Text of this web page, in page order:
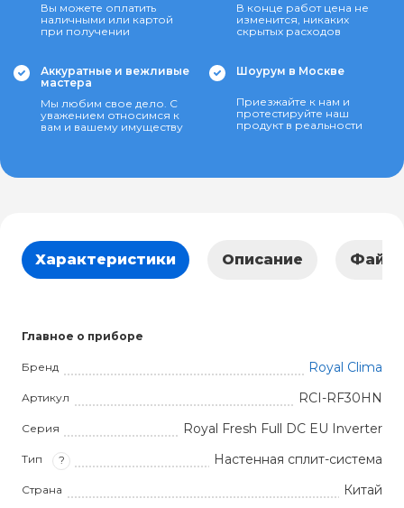
Вы можете оплатить
наличными или картой
при получении
В конце работ цена не
изменится, никаких
скрытых расходов
Аккуратные и вежливые
мастера
Мы любим свое дело. С
уважением относимся к
вам и вашему имуществу
Шоурум в Москве
Приезжайте к нам и
протестируйте наш
продукт в реальности
Характеристики Описание
Главное о приборе
Бренд Royal Clima
Артикул RCI-RF30HN
Серия Royal Fresh Full DC EU Inverter
Тип ? Настенная сплит-система
Страна Китай